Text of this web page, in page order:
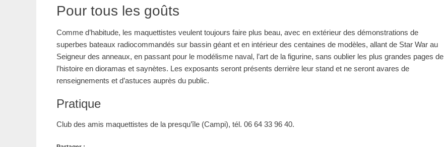
Pour tous les goûts
Comme d’habitude, les maquettistes veulent toujours faire plus beau, avec en extérieur des démonstrations de
superbes bateaux radiocommandés sur bassin géant et en intérieur des centaines de modèles, allant de Star War au
Seigneur des anneaux, en passant pour le modélisme naval, l’art de la figurine, sans oublier les plus grandes pages de
l’histoire en dioramas et saynètes. Les exposants seront présents derrière leur stand et ne seront avares de
renseignements et d’astuces auprès du public.
Pratique
Club des amis maquettistes de la presqu’île (Campi), tél. 06 64 33 96 40.